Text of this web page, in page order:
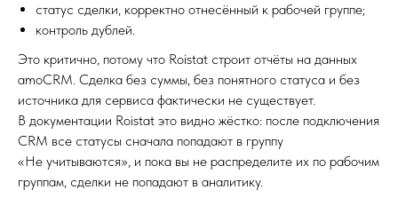
статус сделки, корректно отнесённый к рабочей группе;
контроль дублей.
Это критично, потому что Roistat строит отчёты на данных
amoCRM. Сделка без суммы, без понятного статуса и без
источника для сервиса фактически не существует.
В документации Roistat это видно жёстко: после подключения
CRM все статусы сначала попадают в группу
«Не учитываются», и пока вы не распределите их по рабочим
группам, сделки не попадают в аналитику.